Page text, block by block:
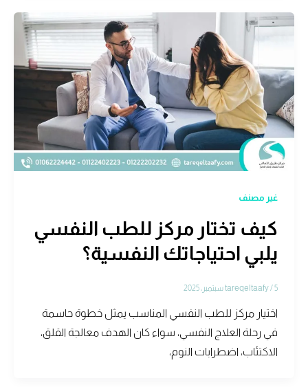
غير مصنف
كيف تختار مركز للطب النفسي
يلبي احتياجاتك النفسية؟
tareqeltaafy/5 سبتمبر، 2025
اختيار مركز للطب النفسي المناسب يمثل خطوة حاسمة
في رحلة العلاج النفسي، سواء كان الهدف معالجة القلق،
الاكتئاب، اضطرابات النوم،